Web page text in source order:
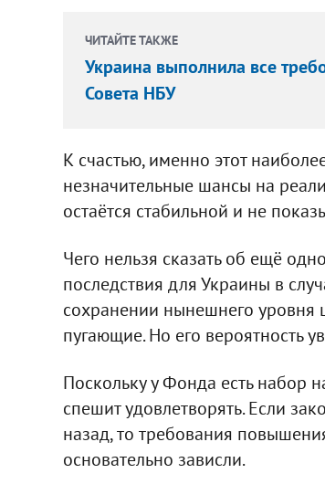
ЧИТАЙТЕ ТАКЖЕ
Украина выполнила все
Совета НБУ
К счастью, именно этот
незначительные шансы на
остаётся стабильной и не
Чего нельзя сказать об ещё
последствия для Украины в
сохранении нынешнего уровня
пугающие. Но его вероятность
Поскольку у Фонда есть набор
спешит удовлетворять. Если
назад, то требования
основательно зависли.